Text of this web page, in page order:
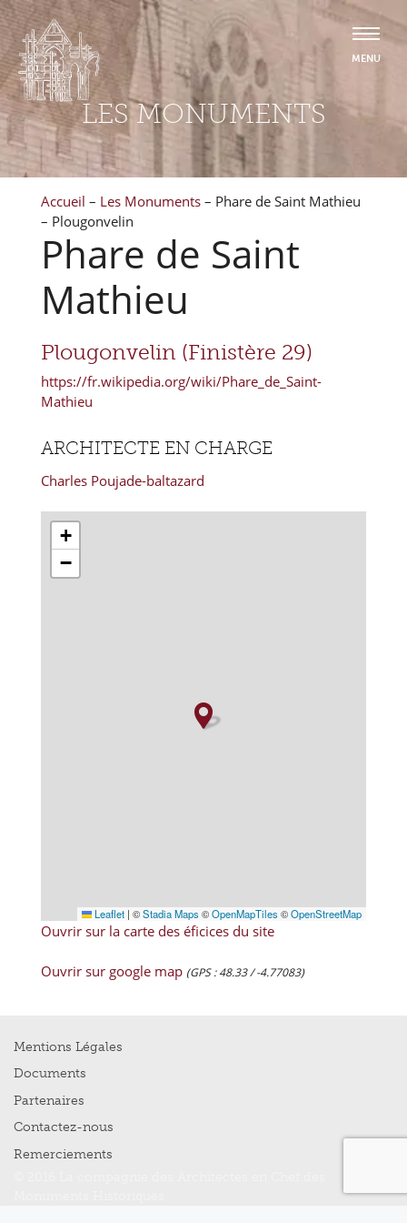
LES MONUMENTS
Accueil – Les Monuments – Phare de Saint Mathieu
– Plougonvelin
Phare de Saint
Mathieu
Plougonvelin (Finistère 29)
https://fr.wikipedia.org/wiki/Phare_de_Saint-
Mathieu
ARCHITECTE EN CHARGE
Charles Poujade-baltazard
+
−
Leaflet | ©Stadia Maps ©OpenMapTiles ©OpenStreetMap
Ouvrir sur la carte des éficices du site
Ouvrir sur google map (GPS : 48.33 / -4.77083)
Mentions Légales
Documents
Partenaires
Contactez-nous
Remerciements